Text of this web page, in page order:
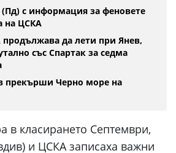
с информация за феновете
на ЦСКА
да лети при Янев,
със Спартак за седма
прекърши Черно море на
в класирането Септември,
и ЦСКА записаха важни